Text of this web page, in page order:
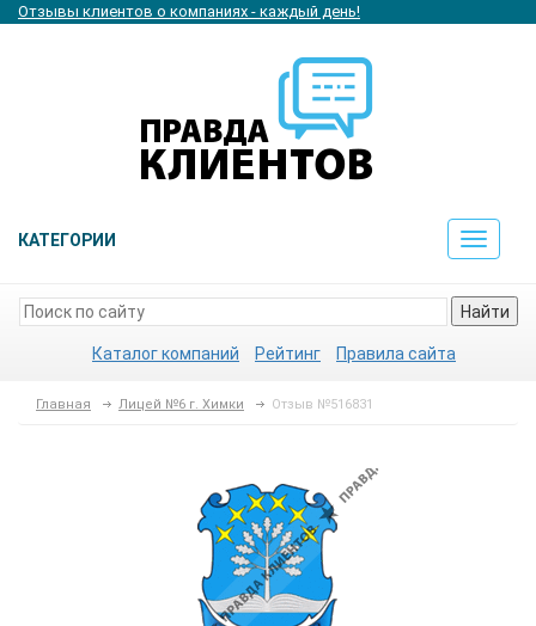
Отзывы клиентов о компаниях - каждый день!
КАТЕГОРИИ
Toggle
Найти
Каталог компаний Рейтинг Правила сайта
Главная Лицей №6 г. Химки Отзыв №516831